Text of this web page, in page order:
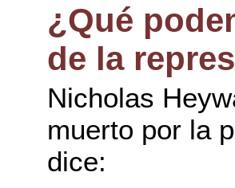
¿Qué
de la
Nicholas
muerto por la
dice: